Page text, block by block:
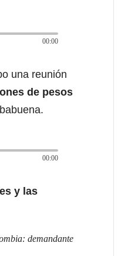
00:00
una reunión
de pesos
00:00
y las
demandante